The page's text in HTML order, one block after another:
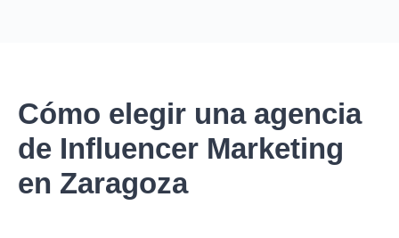
Cómo elegir una agencia
de Influencer Marketing
en Zaragoza